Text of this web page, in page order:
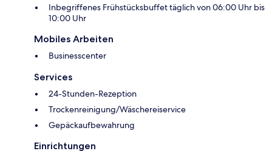
Inbegriffenes Frühstücksbuffet täglich von 06:00 Uhr bis
10:00 Uhr
Mobiles Arbeiten
Businesscenter
Services
24-Stunden-Rezeption
Trockenreinigung/Wäschereiservice
Gepäckaufbewahrung
Einrichtungen